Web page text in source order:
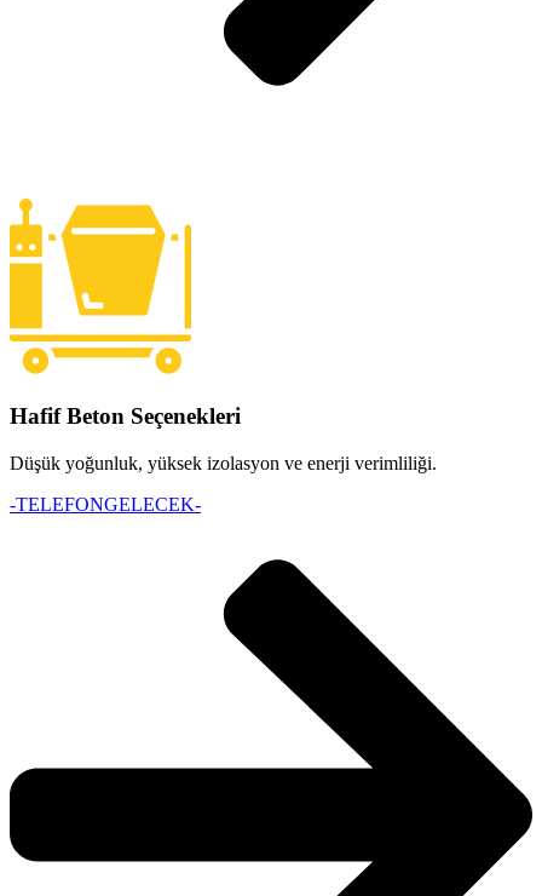
Hafif Beton Seçenekleri
Düşük yoğunluk, yüksek izolasyon ve enerji verimliliği.
-TELEFONGELECEK-